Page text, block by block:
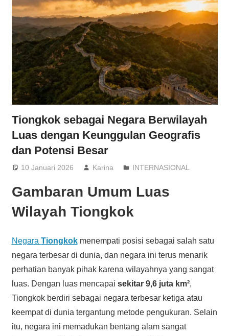
Tiongkok sebagai Negara Berwilayah
Luas dengan Keunggulan Geografis
dan Potensi Besar
10 Januari 2026 Karina INTERNASIONAL
Gambaran Umum Luas
Wilayah Tiongkok
Negara Tiongkokmenempati posisi sebagai salah satu
negara terbesar di dunia, dan negara ini terus menarik
perhatian banyak pihak karena wilayahnya yang sangat
luas. Dengan luas mencapai sekitar 9,6 juta km²,
Tiongkok berdiri sebagai negara terbesar ketiga atau
keempat di dunia tergantung metode pengukuran. Selain
itu, negara ini memadukan bentang alam sangat